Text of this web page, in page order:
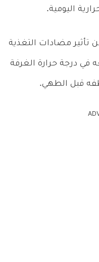
تأثير مضادات التغذية
درجة حرارة الغرفة
قبل الطهي.